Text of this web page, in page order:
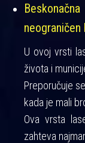
U ovoj vrsti
života i
Preporučuje
kada je mali
Ova vrsta
zahteva